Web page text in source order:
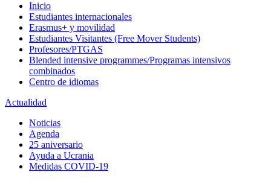
Inicio
Estudiantes internacionales
Erasmus+ y movilidad
Estudiantes Visitantes (Free Mover Students)
Profesores/PTGAS
Blended intensive programmes/Programas intensivos
combinados
Centro de idiomas
Actualidad
Noticias
Agenda
25 aniversario
Ayuda a Ucrania
Medidas COVID-19